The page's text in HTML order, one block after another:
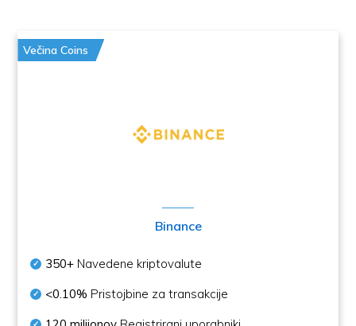
Večina Coins
Binance
350+ Navedene kriptovalute
<0.10% Pristojbine za transakcije